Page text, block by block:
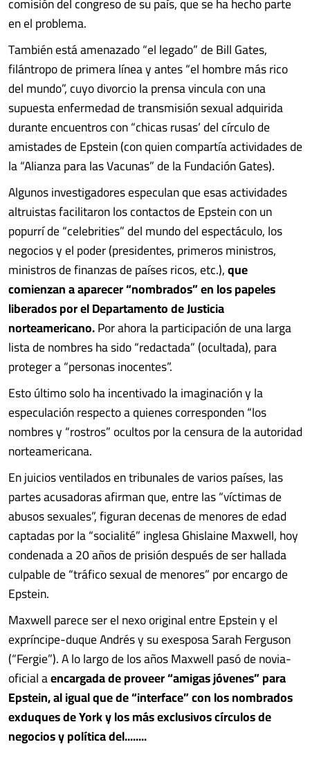
en el problema.
También está amenazado “el legado” de Bill Gates,
filántropo de primera línea y antes “el hombre más rico
del mundo”, cuyo divorcio la prensa vincula con una
supuesta enfermedad de transmisión sexual adquirida
durante encuentros con “chicas rusas’ del círculo de
amistades de Epstein (con quien compartía actividades de
la “Alianza para las Vacunas” de la Fundación Gates).
Algunos investigadores especulan que esas actividades
altruistas facilitaron los contactos de Epstein con un
popurrí de “celebrities” del mundo del espectáculo, los
negocios y el poder (presidentes, primeros ministros,
ministros de finanzas de países ricos, etc.),que
comienzan a aparecer “nombrados” en los papeles
liberados por el Departamento de Justicia
norteamericano.Por ahora la participación de una larga
lista de nombres ha sido “redactada” (ocultada), para
proteger a “personas inocentes”.
Esto último solo ha incentivado la imaginación y la
especulación respecto a quienes corresponden “los
nombres y “rostros” ocultos por la censura de la autoridad
norteamericana.
En juicios ventilados en tribunales de varios países, las
partes acusadoras afirman que, entre las “víctimas de
abusos sexuales”, figuran decenas de menores de edad
captadas por la “socialité” inglesa Ghislaine Maxwell, hoy
condenada a 20 años de prisión después de ser hallada
culpable de “tráfico sexual de menores” por encargo de
Epstein.
Maxwell parece ser el nexo original entre Epstein y el
expríncipe-duque Andrés y su exesposa Sarah Ferguson
(“Fergie”). A lo largo de los años Maxwell pasó de novia-
oficial aencargada de proveer “amigas jóvenes” para
Epstein, al igual que de “interface” con los nombrados
exduques de York y los más exclusivos círculos de
negocios y política del........